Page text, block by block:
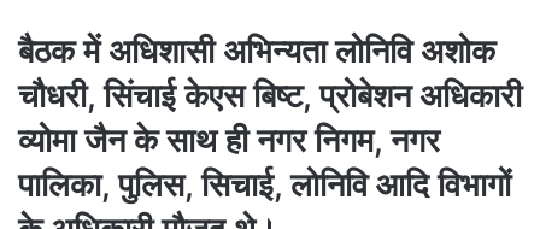
बैठक में अधिशासी अभिन्यता लोनिवि अशोक
चौधरी, सिंचाई केएस बिष्ट, प्रोबेशन अधिकारी
व्योमा जैन के साथ ही नगर निगम, नगर
पालिका, पुलिस, सिचाई, लोनिवि आदि विभागों